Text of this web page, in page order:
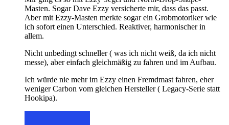
Masten. Sogar Dave Ezzy versicherte mir, dass das passt.
Aber mit Ezzy-Masten merkte sogar ein Grobmotoriker wie
ich sofort einen Unterschied. Reaktiver, harmonischer in
allem.
Nicht unbedingt schneller ( was ich nicht weiß, da ich nicht
messe), aber einfach gleichmäßig zu fahren und im Aufbau.
Ich würde nie mehr im Ezzy einen Fremdmast fahren, eher
weniger Carbon vom gleichen Hersteller ( Legacy-Serie statt
Hookipa).